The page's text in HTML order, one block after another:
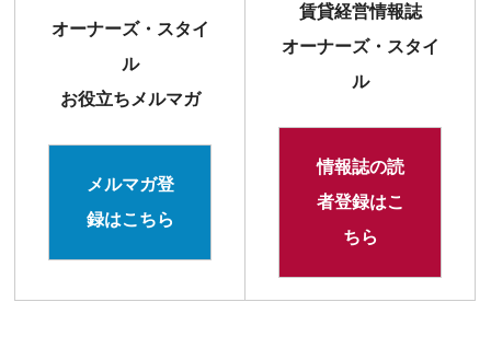
オーナーズ・スタイ
ル
お役立ちメルマガ
メルマガ登
録はこちら
賃貸経営情報誌
オーナーズ・スタイ
ル
情報誌の読
者登録はこ
ちら